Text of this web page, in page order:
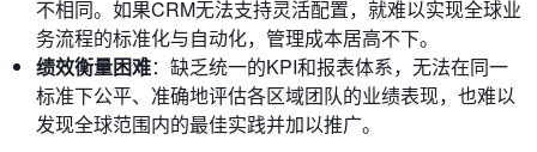
不相同。如果CRM无法支持灵活配置，就难以实现全球业
务流程的标准化与自动化，管理成本居高不下。
绩效衡量困难：缺乏统一的KPI和报表体系，无法在同一
标准下公平、准确地评估各区域团队的业绩表现，也难以
发现全球范围内的最佳实践并加以推广。